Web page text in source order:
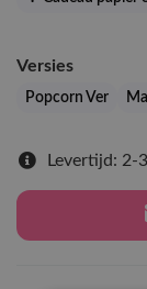
Versies
Popcorn Ver
Levertijd: 2-